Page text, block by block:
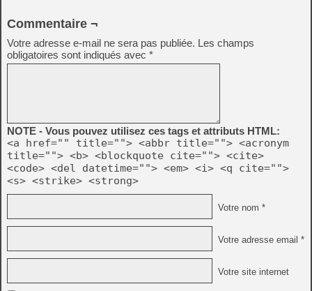
Commentaire ¬
Votre adresse e-mail ne sera pas publiée. Les champs
obligatoires sont indiqués avec *
NOTE - Vous pouvez utilisez ces tags et attributs HTML:
<a href="" title=""> <abbr title=""> <acronym
title=""> <b> <blockquote cite=""> <cite>
<code> <del datetime=""> <em> <i> <q cite="">
<s> <strike> <strong>
Votre nom *
Votre adresse email *
Votre site internet